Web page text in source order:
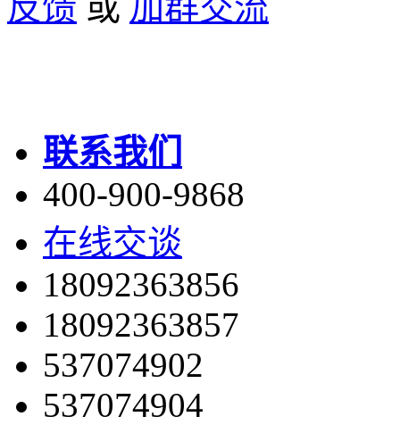
联系我们
400-900-9868
在线交谈
18092363856
18092363857
537074902
537074904